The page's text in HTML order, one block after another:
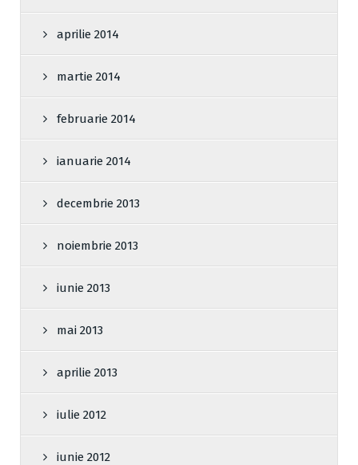
aprilie 2014
martie 2014
februarie 2014
ianuarie 2014
decembrie 2013
noiembrie 2013
iunie 2013
mai 2013
aprilie 2013
iulie 2012
iunie 2012